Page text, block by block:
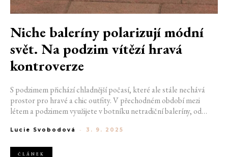
Niche baleríny polarizují módní
svět. Na podzim vítězí hravá
kontroverze
S podzimem přichází chladnější počasí, které ale stále nechává
prostor pro hravé a chic outfity. V přechodném období mezi
létem a podzimem využijete v botníku netradiční baleríny, od
elegantní šněrovací modely. Letošní podzim platí jediné pravidlo.
Lucie Svobodová - 3. 9. 2025
ČLÁNEK